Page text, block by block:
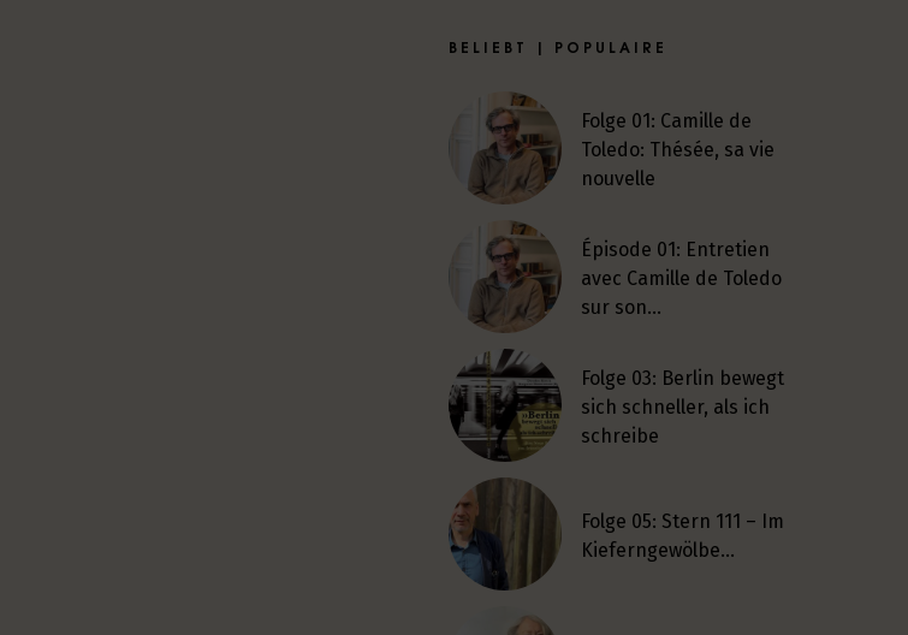
BELIEBT | POPULAIRE
Folge 01: Camille de
Toledo: Thésée, sa vie
nouvelle
Épisode 01: Entretien
avec Camille de Toledo
sur son…
Folge 03: Berlin bewegt
sich schneller, als ich
schreibe
Folge 05: Stern 111 – Im
Kieferngewölbe…